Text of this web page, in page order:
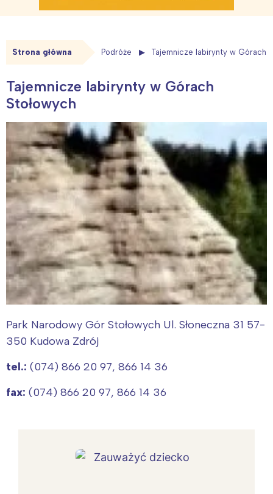
Strona główna Podróże Tajemnicze labirynty w Górach
Tajemnicze labirynty w Górach
Stołowych
Park Narodowy Gór Stołowych Ul. Słoneczna 31 57-
350 Kudowa Zdrój
tel.: (074) 866 20 97, 866 14 36
fax: (074) 866 20 97, 866 14 36